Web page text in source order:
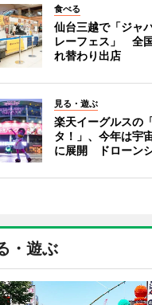
食べる
仙台三越で「ジャ
レーフェス」 全
れ替わり出店
見る・遊ぶ
楽天イーグルスの
タ！」、今年は宇
に展開 ドローン
・遊ぶ